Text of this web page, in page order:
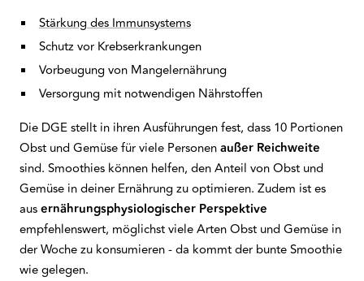
Stärkung des Immunsystems
Schutz vor Krebserkrankungen
Vorbeugung von Mangelernährung
Versorgung mit notwendigen Nährstoffen
Die DGE stellt in ihren Ausführungen fest, dass 10 Portionen
Obst und Gemüse für viele Personenaußer Reichweite
sind. Smoothies können helfen, den Anteil von Obst und
Gemüse in deiner Ernährung zu optimieren. Zudem ist es
ausernährungsphysiologischer Perspektive
empfehlenswert, möglichst viele Arten Obst und Gemüse in
der Woche zu konsumieren - da kommt der bunte Smoothie
wie gelegen.